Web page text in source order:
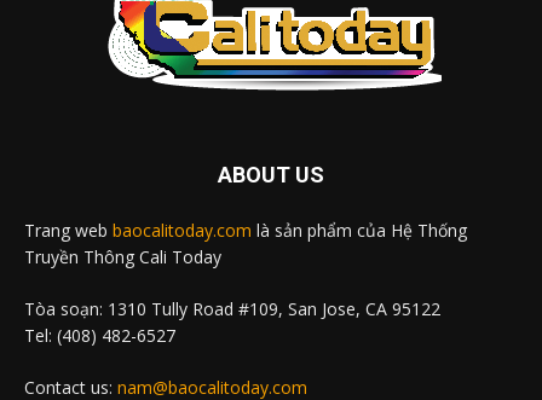
ABOUT US
Trang web baocalitoday.com là sản phẩm của Hệ Thống
Truyền Thông Cali Today
Tòa soạn: 1310 Tully Road #109, San Jose, CA 95122
Tel: (408) 482-6527
Contact us: nam@baocalitoday.com